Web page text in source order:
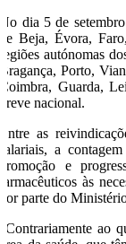
No dia 5 de
de Beja, Évora,
regiões autónomas
Bragança, Porto,
Coimbra, Guarda,
greve nacional.
Entre as
salariais, a
promoção e
farmacêuticos às
por parte do
“Contrariamente ao